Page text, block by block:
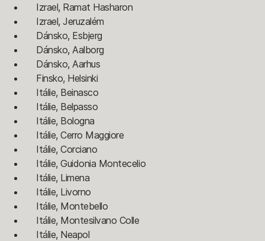
Izrael, Ramat Hasharon
Izrael, Jeruzalém
Dánsko, Esbjerg
Dánsko, Aalborg
Dánsko, Aarhus
Finsko, Helsinki
Itálie, Beinasco
Itálie, Belpasso
Itálie, Bologna
Itálie, Cerro Maggiore
Itálie, Corciano
Itálie, Guidonia Montecelio
Itálie, Limena
Itálie, Livorno
Itálie, Montebello
Itálie, Montesilvano Colle
Itálie, Neapol